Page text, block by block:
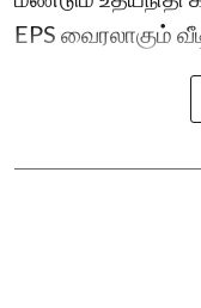
EPS வைரலாகும்